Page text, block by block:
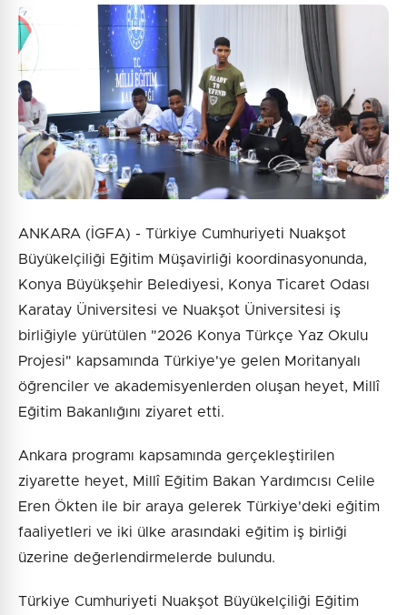
ANKARA (İGFA) - Türkiye Cumhuriyeti Nuakşot
Büyükelçiliği Eğitim Müşavirliği koordinasyonunda,
Konya Büyükşehir Belediyesi, Konya Ticaret Odası
Karatay Üniversitesi ve Nuakşot Üniversitesi iş
birliğiyle yürütülen "2026 Konya Türkçe Yaz Okulu
Projesi" kapsamında Türkiye'ye gelen Moritanyalı
öğrenciler ve akademisyenlerden oluşan heyet, Millî
Eğitim Bakanlığını ziyaret etti.
Ankara programı kapsamında gerçekleştirilen
ziyarette heyet, Millî Eğitim Bakan Yardımcısı Celile
Eren Ökten ile bir araya gelerek Türkiye'deki eğitim
faaliyetleri ve iki ülke arasındaki eğitim iş birliği
üzerine değerlendirmelerde bulundu.
Türkiye Cumhuriyeti Nuakşot Büyükelçiliği Eğitim